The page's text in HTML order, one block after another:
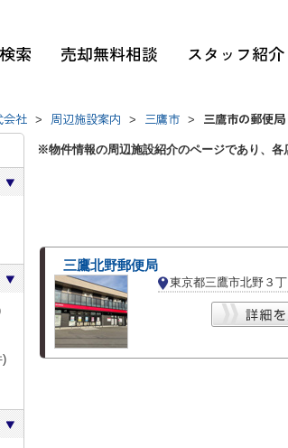
索 売却無料相談 スタッフ紹介
会社 > 周辺施設案内 > 三鷹市 > 三鷹市の郵便局
※物件情報の周辺施設紹介のページであり、各
三鷹北野郵便局
東京都三鷹市北野３丁
)